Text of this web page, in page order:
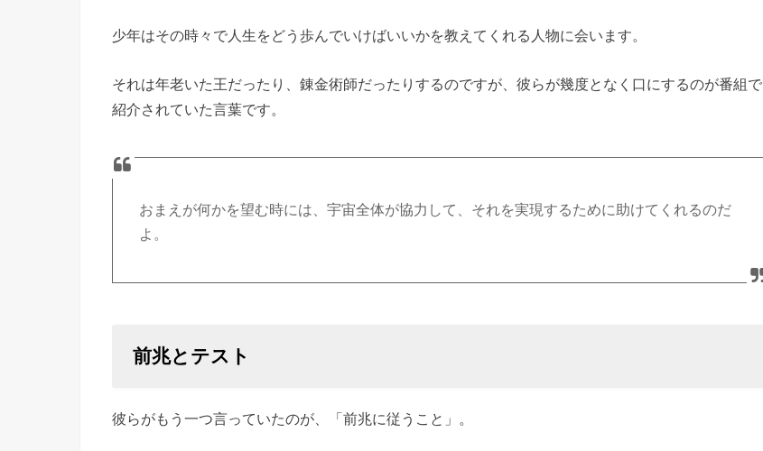
少年はその時々で人生をどう歩んでいけばいいかを教えてくれる人物に会います。
それは年老いた王だったり、錬金術師だったりするのですが、彼らが幾度となく口にするのが番組で
紹介されていた言葉です。
おまえが何かを望む時には、宇宙全体が協力して、それを実現するために助けてくれるのだ
よ。
前兆とテスト
彼らがもう一つ言っていたのが、「前兆に従うこと」。